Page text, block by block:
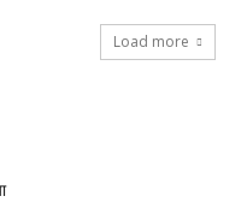
Load more